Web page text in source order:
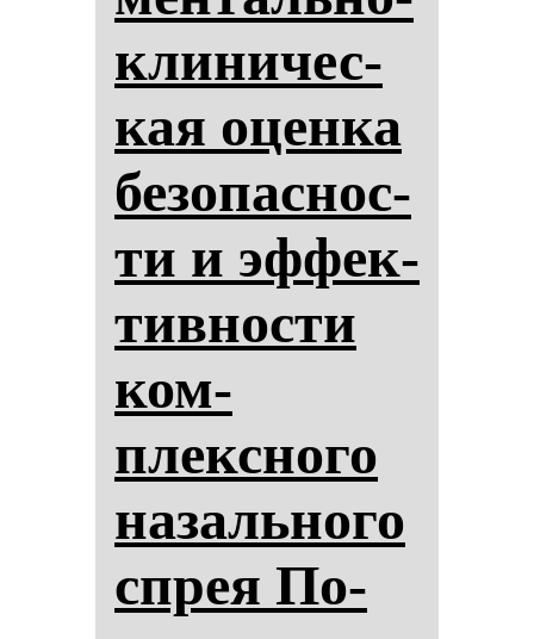
кли­ни­чес­
кая оцен­ка
бе­зо­пас­нос­
ти и эф­фек­
тив­нос­ти
ком­
плексно­го
на­заль­но­го
спрея По­